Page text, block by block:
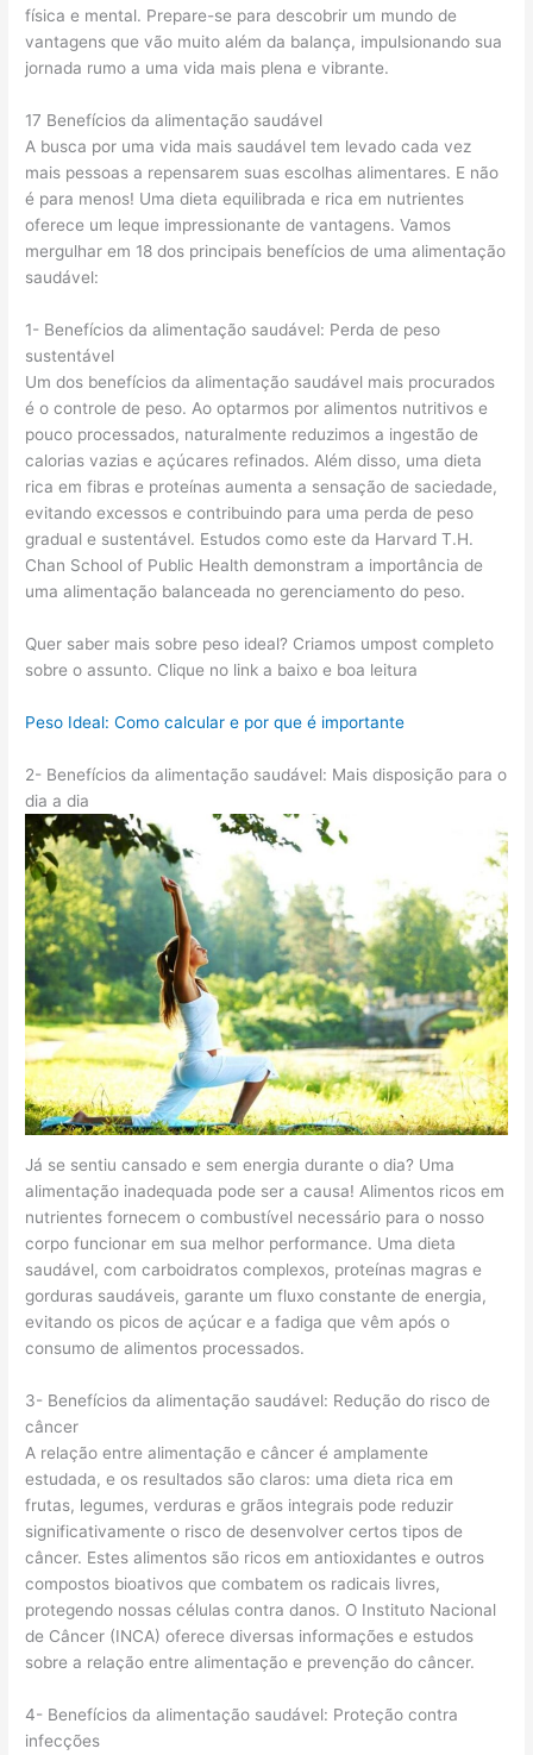
física e mental. Prepare-se para descobrir um mundo de
vantagens que vão muito além da balança, impulsionando sua
jornada rumo a uma vida mais plena e vibrante.
17 Benefícios da alimentação saudável
A busca por uma vida mais saudável tem levado cada vez
mais pessoas a repensarem suas escolhas alimentares. E não
é para menos! Uma dieta equilibrada e rica em nutrientes
oferece um leque impressionante de vantagens. Vamos
mergulhar em 18 dos principais benefícios de uma alimentação
saudável:
1- Benefícios da alimentação saudável: Perda de peso
sustentável
Um dos benefícios da alimentação saudável mais procurados
é o controle de peso. Ao optarmos por alimentos nutritivos e
pouco processados, naturalmente reduzimos a ingestão de
calorias vazias e açúcares refinados. Além disso, uma dieta
rica em fibras e proteínas aumenta a sensação de saciedade,
evitando excessos e contribuindo para uma perda de peso
gradual e sustentável. Estudos como este da Harvard T.H.
Chan School of Public Health demonstram a importância de
uma alimentação balanceada no gerenciamento do peso.
Quer saber mais sobre peso ideal? Criamos umpost completo
sobre o assunto. Clique no link a baixo e boa leitura
Peso Ideal: Como calcular e por que é importante
2- Benefícios da alimentação saudável: Mais disposição para o
dia a dia
Já se sentiu cansado e sem energia durante o dia? Uma
alimentação inadequada pode ser a causa! Alimentos ricos em
nutrientes fornecem o combustível necessário para o nosso
corpo funcionar em sua melhor performance. Uma dieta
saudável, com carboidratos complexos, proteínas magras e
gorduras saudáveis, garante um fluxo constante de energia,
evitando os picos de açúcar e a fadiga que vêm após o
consumo de alimentos processados.
3- Benefícios da alimentação saudável: Redução do risco de
câncer
A relação entre alimentação e câncer é amplamente
estudada, e os resultados são claros: uma dieta rica em
frutas, legumes, verduras e grãos integrais pode reduzir
significativamente o risco de desenvolver certos tipos de
câncer. Estes alimentos são ricos em antioxidantes e outros
compostos bioativos que combatem os radicais livres,
protegendo nossas células contra danos. O Instituto Nacional
de Câncer (INCA) oferece diversas informações e estudos
sobre a relação entre alimentação e prevenção do câncer.
4- Benefícios da alimentação saudável: Proteção contra
infecções